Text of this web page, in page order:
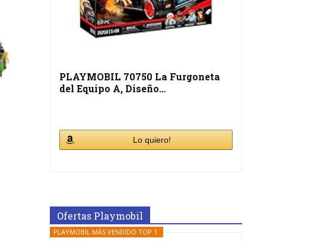
PLAYMOBIL 70750 La Furgoneta
del Equipo A, Diseño…
Lo quiero!
Ofertas Playmobil
PLAYMOBIL MÁS VENDIDO TOP 1